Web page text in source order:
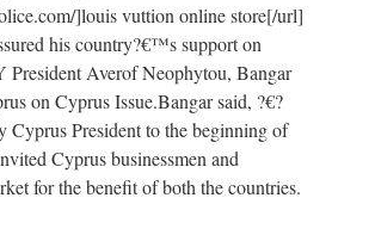
]louis vuttion online store[/url]
his country?€™s support on
Averof Neophytou, Bangar
on Cyprus Issue.Bangar said, ?€?
President to the beginning of
Cyprus businessmen and
for the benefit of both the countries.